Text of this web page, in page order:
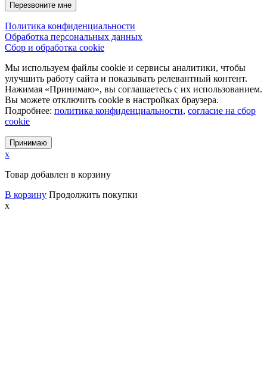
Перезвоните мне
Политика конфиденциальности
Обработка персональных данных
Сбор и обработка cookie
Мы используем файлы cookie и сервисы аналитики, чтобы
улучшить работу сайта и показывать релевантный контент.
Нажимая «Принимаю», вы соглашаетесь с их использованием.
Вы можете отключить cookie в настройках браузера.
Подробнее: политика конфиденциальности, согласие на сбор
cookie
Принимаю
x
Товар добавлен в корзину
В корзину Продолжить покупки
x